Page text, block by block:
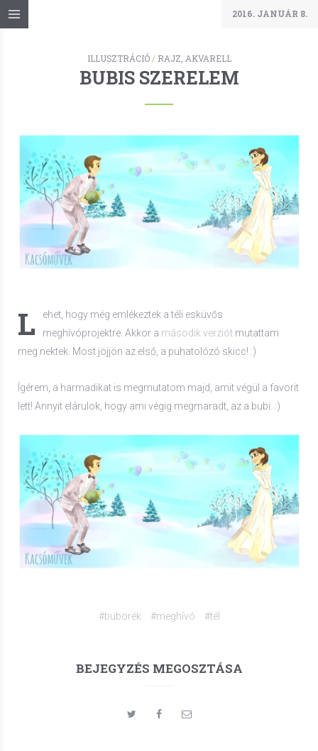
2016. JANUÁR 8.
ILLUSZTRÁCIÓ/ RAJZ, AKVARELL
BUBIS SZERELEM
L
ehet, hogy még emlékeztek a téli esküvős
meghívóprojektre. Akkor a második verziót mutattam
meg nektek. Most jöjjön az első, a puhatolózó skicc! :)
Ígérem, a harmadikat is megmutatom majd, amit végül a favorit
lett! Annyit elárulok, hogy ami végig megmaradt, az a bubi. :)
#buborék #meghívó #tél
BEJEGYZÉS MEGOSZTÁSA